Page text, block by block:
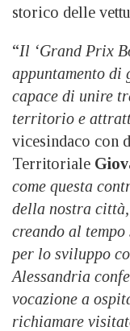
storico delle
“Il ‘Grand Prix
appuntamento di
capace di unire
territorio e
vicesindaco con
Territoriale
come questa
della nostra
creando al
per lo sviluppo
Alessandria
vocazione a
richiamare